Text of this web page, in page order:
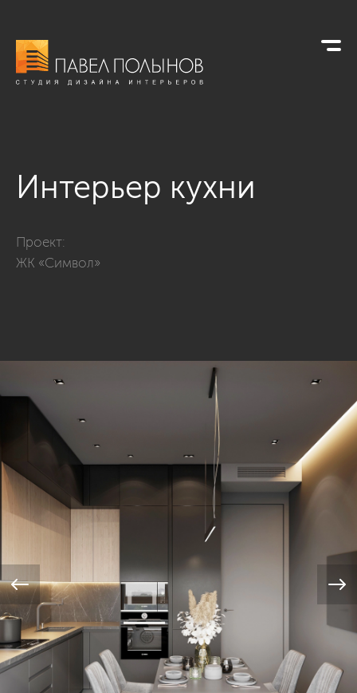
Интерьер кухни
Проект:
ЖК «Символ»